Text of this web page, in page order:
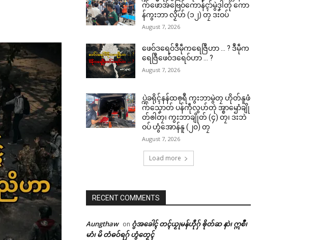
က်ဖောအ်ဗြေဝ်ကောန်ၚာ်မွဲဒၞါဲတုဲ ကော
န်ကွးဘာ လၟိဟ် (၁၂) တၠ ဒးဝပ်
August 7, 2026
ဖေဝ်ဒရေဝ်ဒဳမဵုကရေဇြဳဟာ … ? ဒဳမဵုက
ရေဇြဳဖေဝ်ဒရေဝ်ဟာ … ?
August 7, 2026
ပ္ဍဲခရိုၚ်နန်ထၜုရဳ ကွးဘာမွဲတၠ ဟိုတ်နူဖံ
က်သၞောတ် ပန်ကဵုလွဟ်တုဲ အ္စာၝောံချို
တ်ၜါတၠ၊ ကွးဘာချိုတ် (၄) တၠ၊ ဒးဘဲ
ဝပ် ဟွံအောန်နူ (၂၀) တၠ
August 7, 2026
Load more
RECENT COMMENTS
Aungthaw on ဂွံအခေါၚ် တၚ်ယၟုမန်ဟီုဂှ် ၜိုတ်ဆ နာဲ၊ ဣစဳ၊
မာံ၊ မိ တံဓဝ်ရဂှ် ဟွံတၟေၚ်